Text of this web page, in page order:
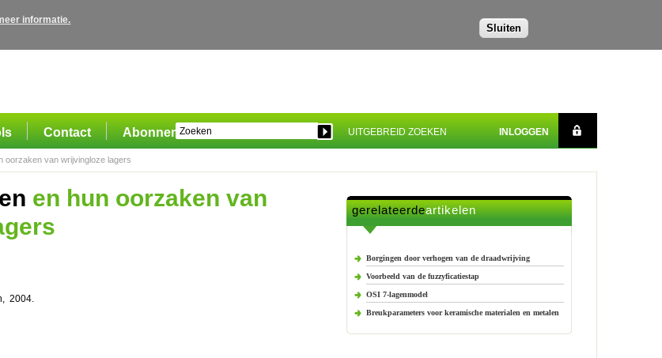
informatie.
Sluiten
Contact Abonnement INLOGGEN
UITGEBREID ZOEKEN
oorzaken van wrijvingloze lagers
en hun oorzaken van
2004.
gerelateerdeartikelen
Borgingen door verhogen van de draadwrijving
Voorbeeld van de fuzzyficatiestap
OSI 7-lagenmodel
Breukparameters voor keramische materialen en metalen